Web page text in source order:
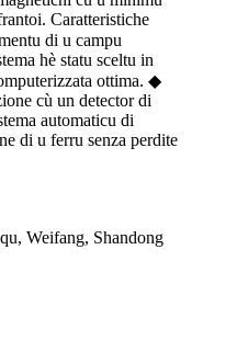
Caratteristiche
di u campu
hè statu sceltu in
ottima. ◆
cù un detector di
automaticu di
di u ferru senza perdite
Weifang, Shandong